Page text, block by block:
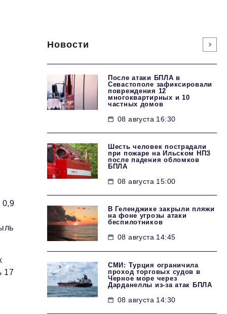
0,9
17
Новости
После атаки БПЛА в
Севастополе зафиксировали
повреждения 12
многоквартирных и 10
частных домов
08 августа 16:30
Шесть человек пострадали
при пожаре на Ильском НПЗ
после падения обломков
БПЛА
08 августа 15:00
В Геленджике закрыли пляжи
на фоне угрозы атаки
беспилотников
08 августа 14:45
СМИ: Турция ограничила
проход торговых судов в
Черное море через
Дарданеллы из-за атак БПЛА
08 августа 14:30